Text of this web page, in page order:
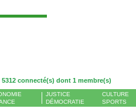
sur : Se
5312 connecté(s) dont 1 membre(s)
(1)
JUSTICE
DÉMOCRATIE
CULTURE
SPORTS